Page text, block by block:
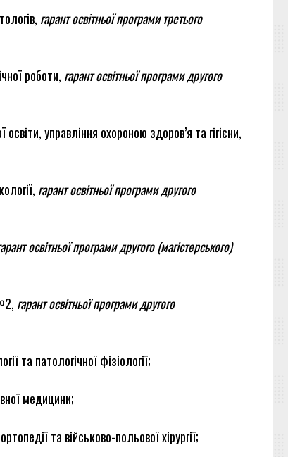
гарант освітньої програми третього
роботи, гарант освітньої програми другого
управління охороною здоров’я та гігієни,
гарант освітньої програми другого
освітньої програми другого (магістерського)
гарант освітньої програми другого
та патологічної фізіології;
медицини;
та військово-польової хірургії;